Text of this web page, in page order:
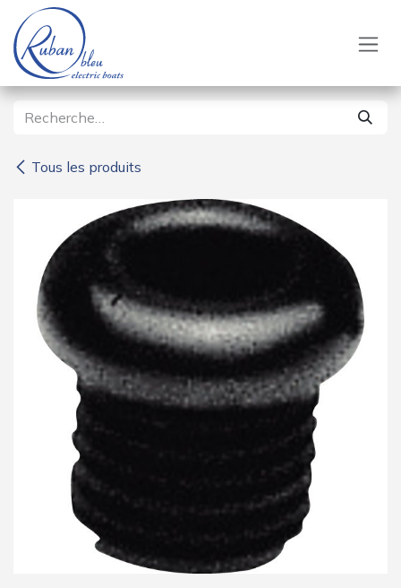
Se rendre au contenu
Tous les produits